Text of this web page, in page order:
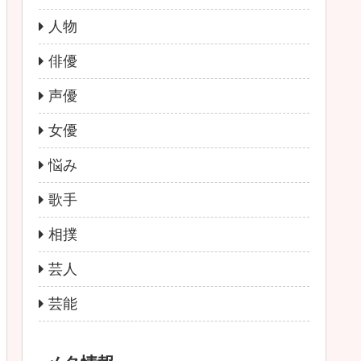
人物
俳優
声優
女優
悩み
歌手
相撲
芸人
芸能